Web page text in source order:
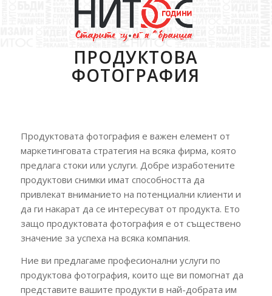
ПРОДУКТОВА
ФОТОГРАФИЯ
Продуктовата фотография е важен елемент от
маркетинговата стратегия на всяка фирма, която
предлага стоки или услуги. Добре изработените
продуктови снимки имат способността да
привлекат вниманието на потенциални клиенти и
да ги накарат да се интересуват от продукта. Ето
защо продуктовата фотография е от съществено
значение за успеха на всяка компания.
Ние ви предлагаме професионални услуги по
продуктова фотография, които ще ви помогнат да
представите вашите продукти в най-добрата им